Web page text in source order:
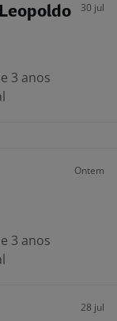
30 jul
3 anos
Ontem
3 anos
28 jul